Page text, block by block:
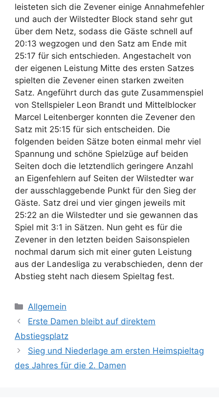
leisteten sich die Zevener einige Annahmefehler
und auch der Wilstedter Block stand sehr gut
über dem Netz, sodass die Gäste schnell auf
20:13 wegzogen und den Satz am Ende mit
25:17 für sich entschieden. Angestachelt von
der eigenen Leistung Mitte des ersten Satzes
spielten die Zevener einen starken zweiten
Satz. Angeführt durch das gute Zusammenspiel
von Stellspieler Leon Brandt und Mittelblocker
Marcel Leitenberger konnten die Zevener den
Satz mit 25:15 für sich entscheiden. Die
folgenden beiden Sätze boten einmal mehr viel
Spannung und schöne Spielzüge auf beiden
Seiten doch die letztendlich geringere Anzahl
an Eigenfehlern auf Seiten der Wilstedter war
der ausschlaggebende Punkt für den Sieg der
Gäste. Satz drei und vier gingen jeweils mit
25:22 an die Wilstedter und sie gewannen das
Spiel mit 3:1 in Sätzen. Nun geht es für die
Zevener in den letzten beiden Saisonspielen
nochmal darum sich mit einer guten Leistung
aus der Landesliga zu verabschieden, denn der
Abstieg steht nach diesem Spieltag fest.
Kategorien
Allgemein
Erste Damen bleibt auf direktem
Abstiegsplatz
Sieg und Niederlage am ersten Heimspieltag
des Jahres für die 2. Damen